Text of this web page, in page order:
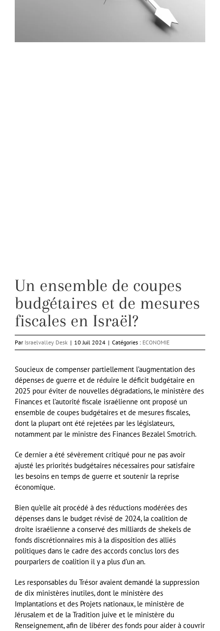
Un ensemble de coupes
budgétaires et de mesures
fiscales en Israël?
Par Israelvalley Desk | 10 Juil 2024 | Catégories : ECONOMIE
Soucieux de compenser partiellement l’augmentation des
dépenses de guerre et de réduire le déficit budgétaire en
2025 pour éviter de nouvelles dégradations, le ministère des
Finances et l’autorité fiscale israélienne ont proposé un
ensemble de coupes budgétaires et de mesures fiscales,
dont la plupart ont été rejetées par les législateurs,
notamment par le ministre des Finances Bezalel Smotrich.
Ce dernier a été sévèrement critiqué pour ne pas avoir
ajusté les priorités budgétaires nécessaires pour satisfaire
les besoins en temps de guerre et soutenir la reprise
économique.
Bien qu’elle ait procédé à des réductions modérées des
dépenses dans le budget révisé de 2024, la coalition de
droite israélienne a conservé des milliards de shekels de
fonds discrétionnaires mis à la disposition des alliés
politiques dans le cadre des accords conclus lors des
pourparlers de coalition il y a plus d’un an.
Les responsables du Trésor avaient demandé la suppression
de dix ministères inutiles, dont le ministère des
Implantations et des Projets nationaux, le ministère de
Jérusalem et de la Tradition juive et le ministère du
Renseignement, afin de libérer des fonds pour aider à couvrir